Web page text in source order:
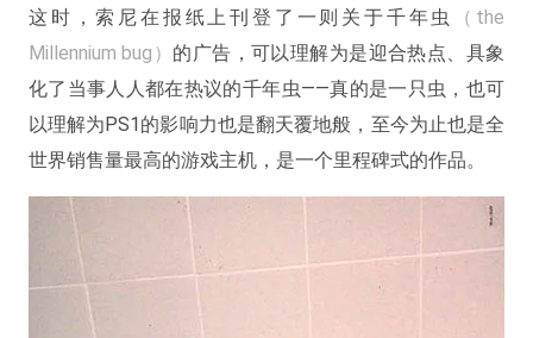
这时，索尼在报纸上刊登了一则关于千年虫
（the
Millennium bug） 的广告，可以理解为是迎合热点、具象
化了当事人人都在热议的千年虫——真的是一只虫，也可
以理解为PS1的影响力也是翻天覆地般，至今为止也是全
世界销售量最高的游戏主机，是一个里程碑式的作品。